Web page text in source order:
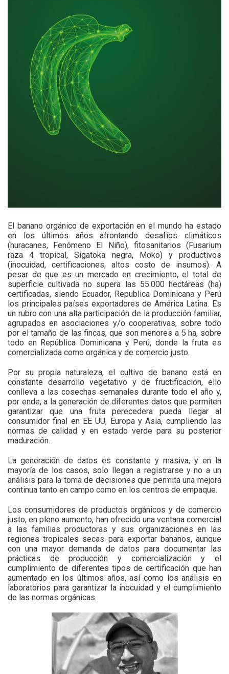
El banano orgánico de exportación en el mundo ha estado
en los últimos años afrontando desafíos climáticos
(huracanes, Fenómeno El Niño), fitosanitarios (Fusarium
raza 4 tropical, Sigatoka negra, Moko) y productivos
(inocuidad, certificaciones, altos costo de insumos). A
pesar de que es un mercado en crecimiento, el total de
superficie cultivada no supera las 55.000 hectáreas (ha)
certificadas, siendo Ecuador, Republica Dominicana y Perú
los principales países exportadores de América Latina. Es
un rubro con una alta participación de la producción familiar,
agrupados en asociaciones y/o cooperativas, sobre todo
por el tamaño de las fincas, que son menores a 5 ha, sobre
todo en República Dominicana y Perú, donde la fruta es
comercializada como orgánica y de comercio justo.
Por su propia naturaleza, el cultivo de banano está en
constante desarrollo vegetativo y de fructificación, ello
conlleva a las cosechas semanales durante todo el año y,
por ende, a la generación de diferentes datos que permiten
garantizar que una fruta perecedera pueda llegar al
consumidor final en EE UU, Europa y Asia, cumpliendo las
normas de calidad y en estado verde para su posterior
maduración.
La generación de datos es constante y masiva, y en la
mayoría de los casos, solo llegan a registrarse y no a un
análisis para la toma de decisiones que permita una mejora
continua tanto en campo como en los centros de empaque.
Los consumidores de productos orgánicos y de comercio
justo, en pleno aumento, han ofrecido una ventana comercial
a las familias productoras y sus organizaciones en las
regiones tropicales secas para exportar bananos, aunque
con una mayor demanda de datos para documentar las
prácticas de producción y comercialización y el
cumplimiento de diferentes tipos de certificación que han
aumentado en los últimos años, así como los análisis en
laboratorios para garantizar la inocuidad y el cumplimiento
de las normas orgánicas.